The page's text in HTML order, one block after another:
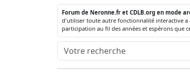
Forum de Neronne.fr et CDLB.org en mode
d'utiliser toute autre fonctionnalité interactive a
participation au fil des années et espérons que